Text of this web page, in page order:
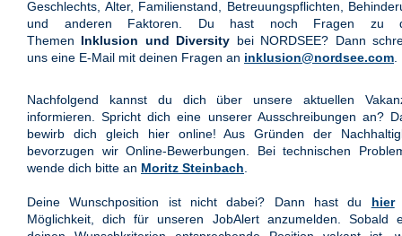
Geschlechts, Alter, Familienstand, Betreuungspflichten,
und anderen Faktoren. Du hast noch Fragen zu
Themen Inklusion und Diversity bei NORDSEE? Dann
uns eine E-Mail mit deinen Fragen an inklusion@nordsee.com
Nachfolgend kannst du dich über unsere aktuellen
informieren. Spricht dich eine unserer Ausschreibungen an?
bewirb dich gleich hier online! Aus Gründen der
bevorzugen wir Online-Bewerbungen. Bei technischen
wende dich bitte an Moritz Steinbach
Deine Wunschposition ist nicht dabei? Dann hast du hier
Möglichkeit, dich für unseren JobAlert anzumelden. Sobald